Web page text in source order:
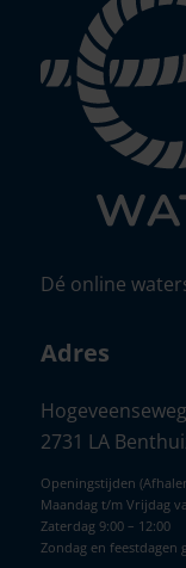
Dé online
Adres
2731 LA
Openingstijden
Maandag t/m Vrijdag
Zaterdag 9:00 – 12:00
Zondag en feestdagen